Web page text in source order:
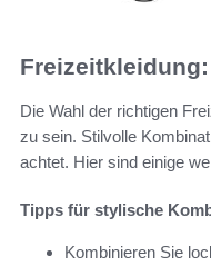
Die Wahl der richtigen
zu sein. Stilvolle
achtet. Hier sind einige
Tipps für stylische
Kombinieren Sie